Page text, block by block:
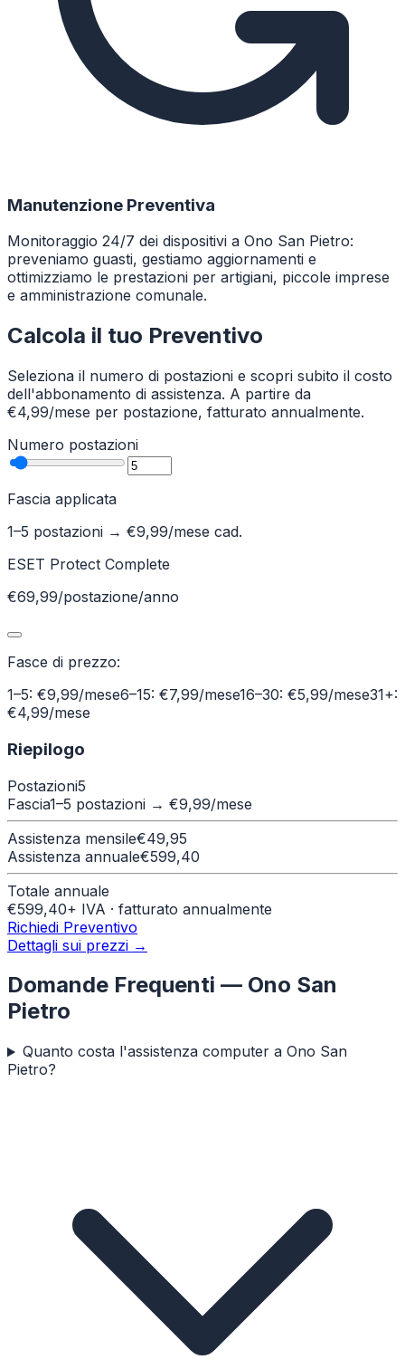
Manutenzione Preventiva
Monitoraggio 24/7 dei dispositivi a Ono San Pietro:
preveniamo guasti, gestiamo aggiornamenti e
ottimizziamo le prestazioni per artigiani, piccole imprese
e amministrazione comunale.
Calcola il tuo Preventivo
Seleziona il numero di postazioni e scopri subito il costo
dell'abbonamento di assistenza. A partire da
€4,99/mese per postazione, fatturato annualmente.
Numero postazioni
Fascia applicata
1–5 postazioni → €9,99/mese cad.
ESET Protect Complete
€69,99/postazione/anno
Fasce di prezzo:
1–5: €9,99/mese6–15: €7,99/mese16–30: €5,99/mese31+:
€4,99/mese
Riepilogo
Postazioni5
Fascia1–5 postazioni → €9,99/mese
Assistenza mensile€49,95
Assistenza annuale€599,40
Totale annuale
€599,40+ IVA · fatturato annualmente
Richiedi Preventivo
Dettagli sui prezzi →
Domande Frequenti — Ono San
Pietro
Quanto costa l'assistenza computer a Ono San
Pietro?